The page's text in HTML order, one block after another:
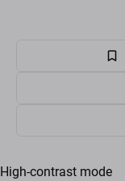
High-contrast mode